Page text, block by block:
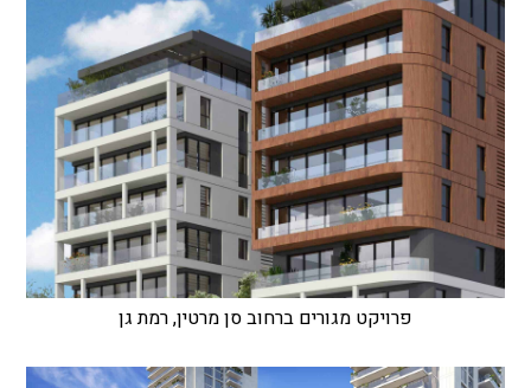
פרויקט מגורים ברחוב סן מרטין, רמת גן